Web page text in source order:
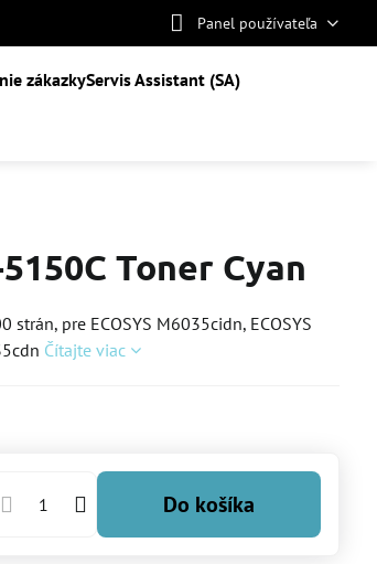
Panel používateľa
zákazkyServis Assistant (SA)
Toner Cyan
strán, pre ECOSYS M6035cidn, ECOSYS
Čítajte viac
Do košíka